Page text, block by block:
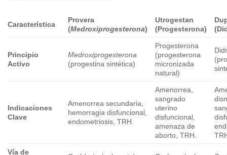
Característica
Provera
(Medroxiprogesterona)
Utrogestan
(Progesterona)
Principio
Activo
Medroxiprogesterona
(progestina sintética)
Progesterona
(progesterona
micronizada
natural)
Indicaciones
Clave
Amenorrea secundaria,
hemorragia disfuncional,
endometriosis, TRH.
Amenorrea,
sangrado
uterino
disfuncional,
amenaza de
aborto, TRH.
Vía de